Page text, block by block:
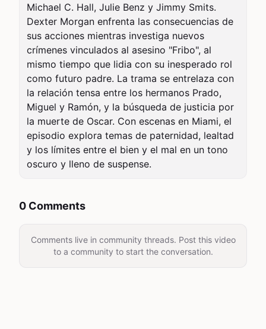
Michael C. Hall, Julie Benz y Jimmy Smits.
Dexter Morgan enfrenta las consecuencias de
sus acciones mientras investiga nuevos
crímenes vinculados al asesino "Fribo", al
mismo tiempo que lidia con su inesperado rol
como futuro padre. La trama se entrelaza con
la relación tensa entre los hermanos Prado,
Miguel y Ramón, y la búsqueda de justicia por
la muerte de Oscar. Con escenas en Miami, el
episodio explora temas de paternidad, lealtad
y los límites entre el bien y el mal en un tono
oscuro y lleno de suspense.
0 Comments
Comments live in community threads. Post this video
to a community to start the conversation.